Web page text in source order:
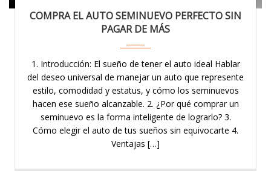
COMPRA EL AUTO SEMINUEVO PERFECTO SIN
PAGAR DE MÁS
1. Introducción: El sueño de tener el auto ideal Hablar
del deseo universal de manejar un auto que represente
estilo, comodidad y estatus, y cómo los seminuevos
hacen ese sueño alcanzable. 2. ¿Por qué comprar un
seminuevo es la forma inteligente de lograrlo? 3.
Cómo elegir el auto de tus sueños sin equivocarte 4.
Ventajas […]